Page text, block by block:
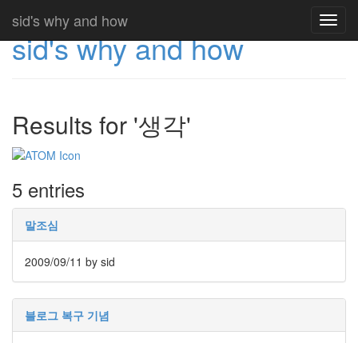
sid's why and how
sid's why and how
Results for '생각'
5 entries
말조심
2009/09/11 by sid
블로그 복구 기념